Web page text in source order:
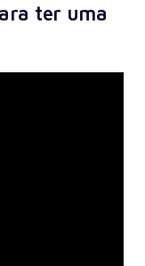
ter uma